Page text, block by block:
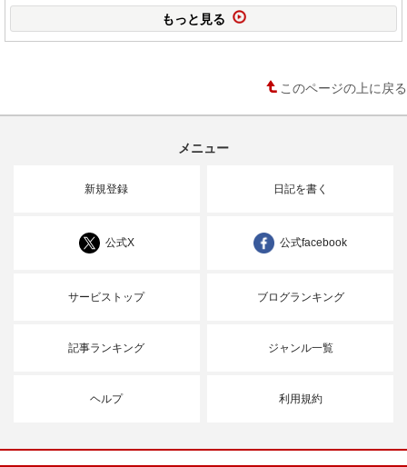
もっと見る
このページの上に戻る
メニュー
新規登録 日記を書く
公式X 公式facebook
サービストップ ブログランキング
記事ランキング ジャンル一覧
ヘルプ 利用規約